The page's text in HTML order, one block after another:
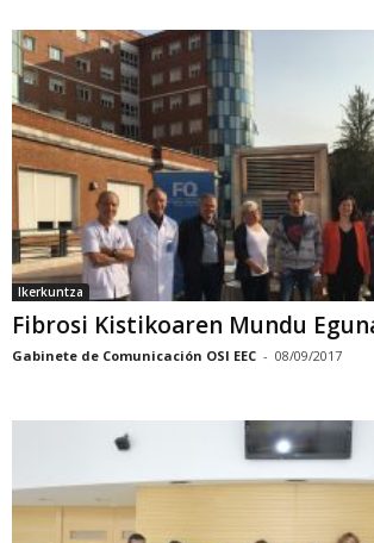
Ikerkuntza
Fibrosi Kistikoaren Mundu
Gabinete de Comunicación OSI EEC - 08/09/2017